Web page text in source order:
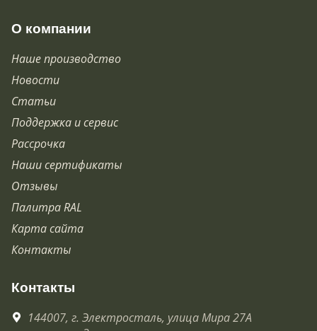
О компании
Наше производство
Новости
Статьи
Поддержка и сервис
Рассрочка
Наши сертификаты
Отзывы
Палитра RAL
Карта сайта
Контакты
Контакты
144007, г. Электросталь, улица Мира 27А